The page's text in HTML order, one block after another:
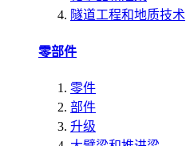
隧道工程和地质技术
零部件
零件
部件
升级